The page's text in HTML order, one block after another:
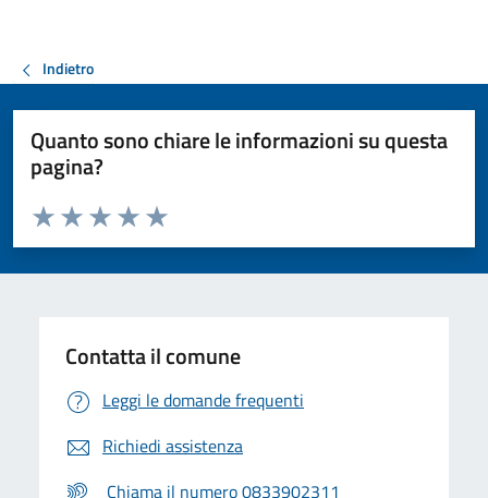
Indietro
Quanto sono chiare le informazioni su questa
pagina?
Valuta da 1 a 5 stelle la pagina
Valuta 5 stelle su 5
Valuta 4 stelle su 5
Valuta 3 stelle su 5
Valuta 2 stelle su 5
Valuta 1 stelle su 5
Contatta il comune
Leggi le domande frequenti
Richiedi assistenza
Chiama il numero 0833902311